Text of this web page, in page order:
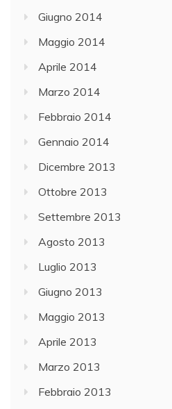
Giugno 2014
Maggio 2014
Aprile 2014
Marzo 2014
Febbraio 2014
Gennaio 2014
Dicembre 2013
Ottobre 2013
Settembre 2013
Agosto 2013
Luglio 2013
Giugno 2013
Maggio 2013
Aprile 2013
Marzo 2013
Febbraio 2013